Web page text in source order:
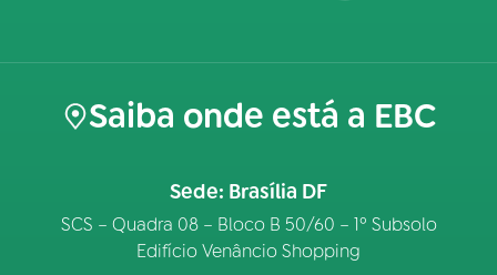
Saiba onde está a EBC
Sede: Brasília DF
SCS – Quadra 08 – Bloco B 50/60 – 1º Subsolo
Edifício Venâncio Shopping